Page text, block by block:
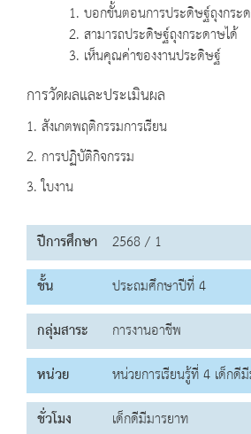
1. บอกขั้นตอนการประดิษฐ์ถุงกระ
2. สามารถประดิษฐ์ถุงกระดาษได้
3. เห็นคุณค่าของงานประดิษฐ์
การวัดผลและประเมินผล
1. สังเกตพฤติกรรมการเรียน
2. การปฏิบัติกิจกรรม
3. ใบงาน
ปีการศึกษา 2568 / 1
ชั้น
ประถมศึกษาปีที่ 4
กลุ่มสาระ
การงานอาชีพ
หน่วย
หน่วยการเรียนรู้ที่ 4 เด็กดี
ชั่วโมง
เด็กดีมีมารยาท